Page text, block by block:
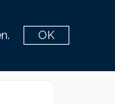
OK
3870 777